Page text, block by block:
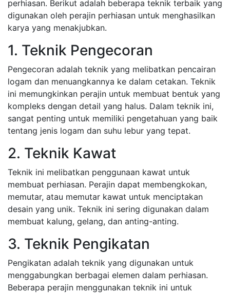
perhiasan. Berikut adalah beberapa teknik terbaik yang
digunakan oleh perajin perhiasan untuk menghasilkan
karya yang menakjubkan.
1. Teknik Pengecoran
Pengecoran adalah teknik yang melibatkan pencairan
logam dan menuangkannya ke dalam cetakan. Teknik
ini memungkinkan perajin untuk membuat bentuk yang
kompleks dengan detail yang halus. Dalam teknik ini,
sangat penting untuk memiliki pengetahuan yang baik
tentang jenis logam dan suhu lebur yang tepat.
2. Teknik Kawat
Teknik ini melibatkan penggunaan kawat untuk
membuat perhiasan. Perajin dapat membengkokan,
memutar, atau memutar kawat untuk menciptakan
desain yang unik. Teknik ini sering digunakan dalam
membuat kalung, gelang, dan anting-anting.
3. Teknik Pengikatan
Pengikatan adalah teknik yang digunakan untuk
menggabungkan berbagai elemen dalam perhiasan.
Beberapa perajin menggunakan teknik ini untuk